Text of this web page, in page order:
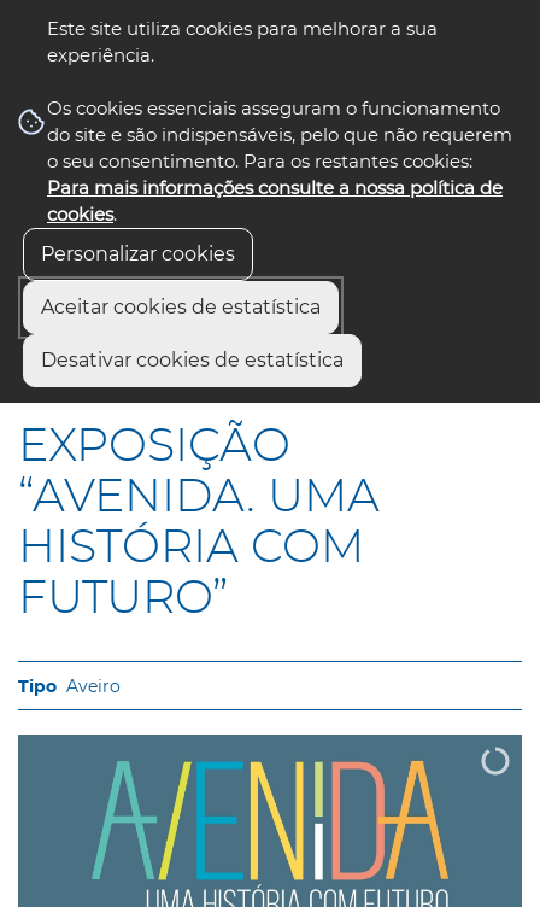
Este site utiliza cookies para melhorar a sua
experiência.
Os cookies essenciais asseguram o funcionamento
do site e são indispensáveis, pelo que não requerem
o seu consentimento. Para os restantes cookies:
Para mais informações consulte a nossa política de
cookies.
Personalizar cookies
Aceitar cookies de estatística
Desativar cookies de estatística
nos select language
Início
EXPOSIÇÃO “AVENIDA. UMA HISTÓRIA COM FUTURO”
EXPOSIÇÃO
“AVENIDA. UMA
HISTÓRIA COM
FUTURO”
Aveiro